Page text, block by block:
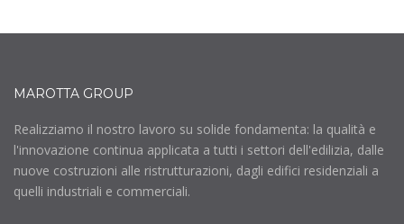
MAROTTA GROUP
Realizziamo il nostro lavoro su solide fondamenta: la qualità e
l'innovazione continua applicata a tutti i settori dell'edilizia, dalle
nuove costruzioni alle ristrutturazioni, dagli edifici residenziali a
quelli industriali e commerciali.